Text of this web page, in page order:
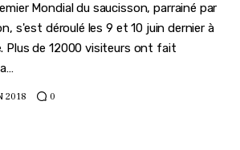
Mondial du saucisson, parrainé par
s'est déroulé les 9 et 10 juin dernier à
Plus de 12000 visiteurs ont fait
2018 0